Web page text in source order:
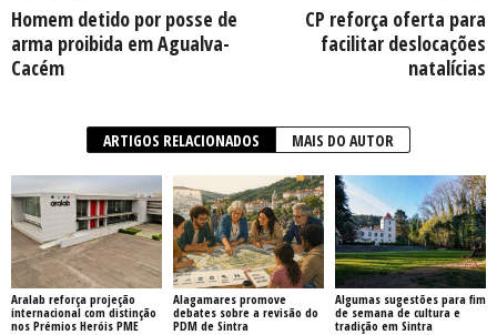
Homem detido por posse de
arma proibida em Agualva-
Cacém
CP reforça oferta para
facilitar deslocações
natalícias
ARTIGOS RELACIONADOS MAIS DO AUTOR
Aralab reforça projeção
internacional com distinção
nos Prémios Heróis PME
Alagamares promove
debates sobre a revisão do
PDM de Sintra
Algumas sugestões para fim
de semana de cultura e
tradição em Sintra